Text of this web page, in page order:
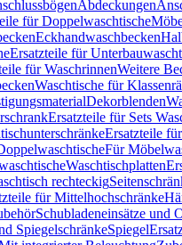
Abdeckungen
für Doppelwaschtische
Eckhandwaschbecken
Ersatzteile für
für WaschrinnenWeitere
Waschtische für
Dekorblenden
Ersatzteile für Sets
Ersatzteile
Für
Waschtischplatten
rechteckig
für Mittelhochschränke
Schubladeneinsätze und
SpiegelschränkeSpiegel